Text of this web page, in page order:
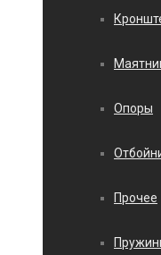
Опоры
Прочее